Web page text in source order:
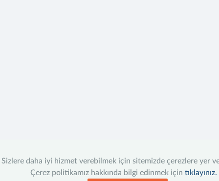
Sizlere daha iyi hizmet verebilmek için sitemizde çerezlere yer
Çerez politikamız hakkında bilgi edinmek için tıklayınız.